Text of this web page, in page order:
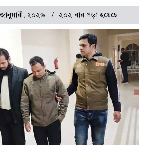
২০২৬ ২০২ বার পড়া হয়েছে